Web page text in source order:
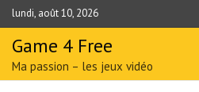
Skip
to
content
lundi, août 10, 2026
Game 4 Free
Ma passion – les jeux vidéo